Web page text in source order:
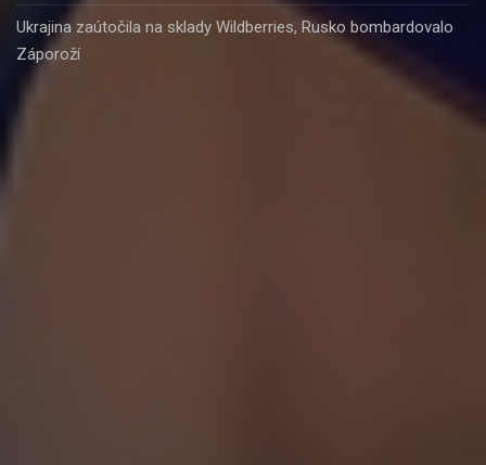
Ukrajina zaútočila na sklady Wildberries, Rusko bombardovalo
Záporoží